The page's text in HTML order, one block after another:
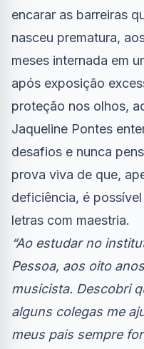
encarar as barreiras
nasceu prematura,
meses internada em
após exposição
proteção nos olhos,
Jaqueline Pontes
desafios e nunca
prova viva de que,
deficiência, é
letras com maestria.
“Ao estudar no
Pessoa, aos oito
musicista. Descobri
alguns colegas me
meus pais sempre